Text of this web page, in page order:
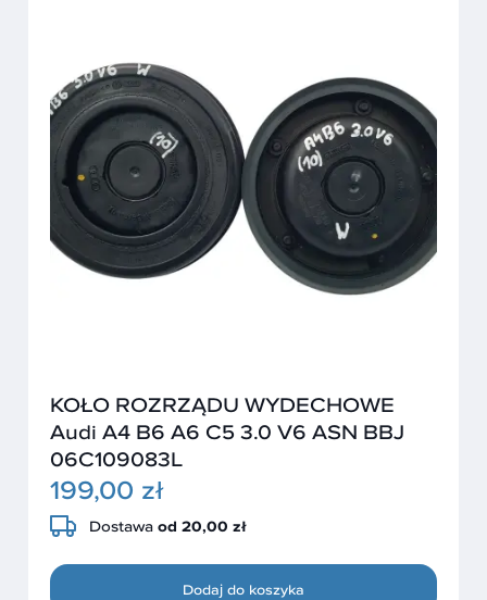
KOŁO ROZRZĄDU WYDECHOWE
Audi A4 B6 A6 C5 3.0 V6 ASN BBJ
06C109083L
199,00 zł
Dostawa od 20,00 zł
Dodaj do koszyka